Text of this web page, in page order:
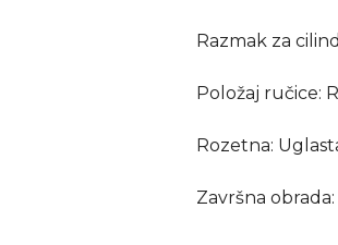
Razmak za
Položaj ručice:
Rozetna:
Završna